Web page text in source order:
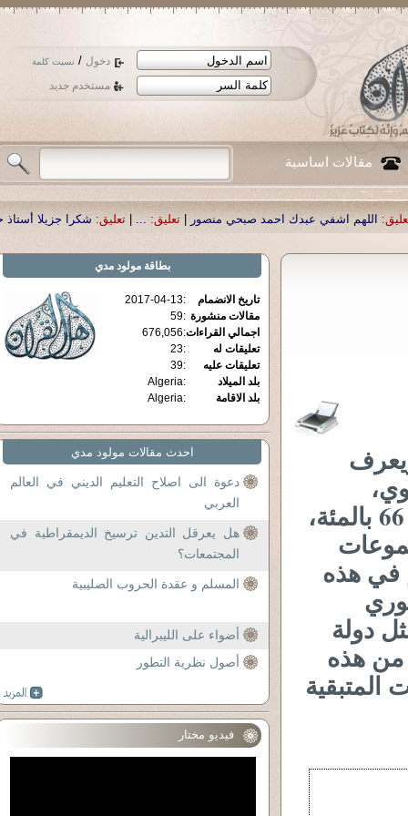
دخول / نسيت كلمة
مستخدم جديد
مقالات اساسية
صبحي منصور|تعليق: ... تعليق: شكرا جزيلا أستاذ حمد الحمد .أكرمكم الله . |
25 مليونًا، ويعرف
فيشكّل «المالاي» والسكّان الأصليون ما نسبته 66 بالمئة،
أما المجموعات
الحكم في هذه
دولة
من هذه
المتبقية
بطاقةمولود مدي
تاريخ الانضمام :
2017-04-13
مقالات منشورة :
59
اجمالي القراءات:
676,056
تعليقات له
:
23
تعليقات عليه
:
39
بلد الميلاد
:
Algeria
بلد الاقامة
:
Algeria
احدث مقالات مولود مدي
دعوة الى اصلاح التعليم الديني في العالم
العربي
هل يعرقل التدين ترسيخ الديمقراطية في
المجتمعات؟
المسلم و عقدة الحروب الصليبية
أضواء على الليبرالية
أصول نظرية التطور
فيديو مختار